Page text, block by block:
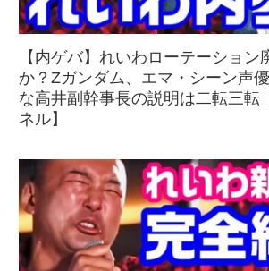
【内ゲバ】れいわローテーション
か？Zガンダム、エマ・シーン声
な高井副幹事長の説明は二転三転
ネル】